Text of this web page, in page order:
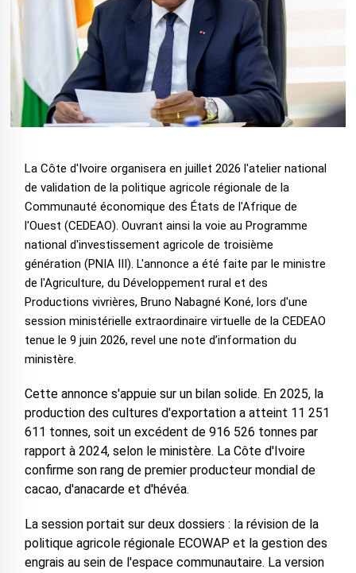
La Côte d'Ivoire organisera en juillet 2026 l'atelier national
de validation de la politique agricole régionale de la
Communauté économique des États de l'Afrique de
l'Ouest (CEDEAO). Ouvrant ainsi la voie au Programme
national d'investissement agricole de troisième
génération (PNIA III). L'annonce a été faite par le ministre
de l'Agriculture, du Développement rural et des
Productions vivrières, Bruno Nabagné Koné, lors d'une
session ministérielle extraordinaire virtuelle de la CEDEAO
tenue le 9 juin 2026, revel une note d’information du
ministère.
Cette annonce s'appuie sur un bilan solide. En 2025, la
production des cultures d'exportation a atteint 11 251
611 tonnes, soit un excédent de 916 526 tonnes par
rapport à 2024, selon le ministère. La Côte d'Ivoire
confirme son rang de premier producteur mondial de
cacao, d'anacarde et d'hévéa.
La session portait sur deux dossiers : la révision de la
politique agricole régionale ECOWAP et la gestion des
engrais au sein de l'espace communautaire. La version